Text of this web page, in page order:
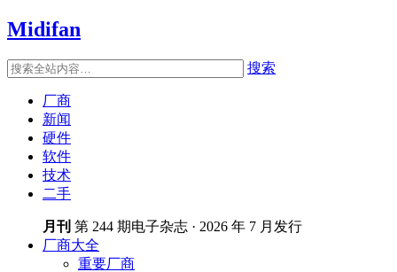
Midifan
搜索
厂商
新闻
硬件
软件
技术
二手
月刊 第 244 期电子杂志 · 2026 年 7 月发行
厂商大全
重要厂商